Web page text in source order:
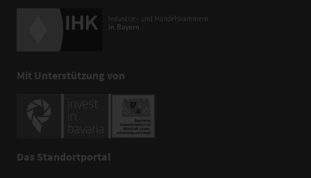
Mit Unterstützung von
Das Standortportal